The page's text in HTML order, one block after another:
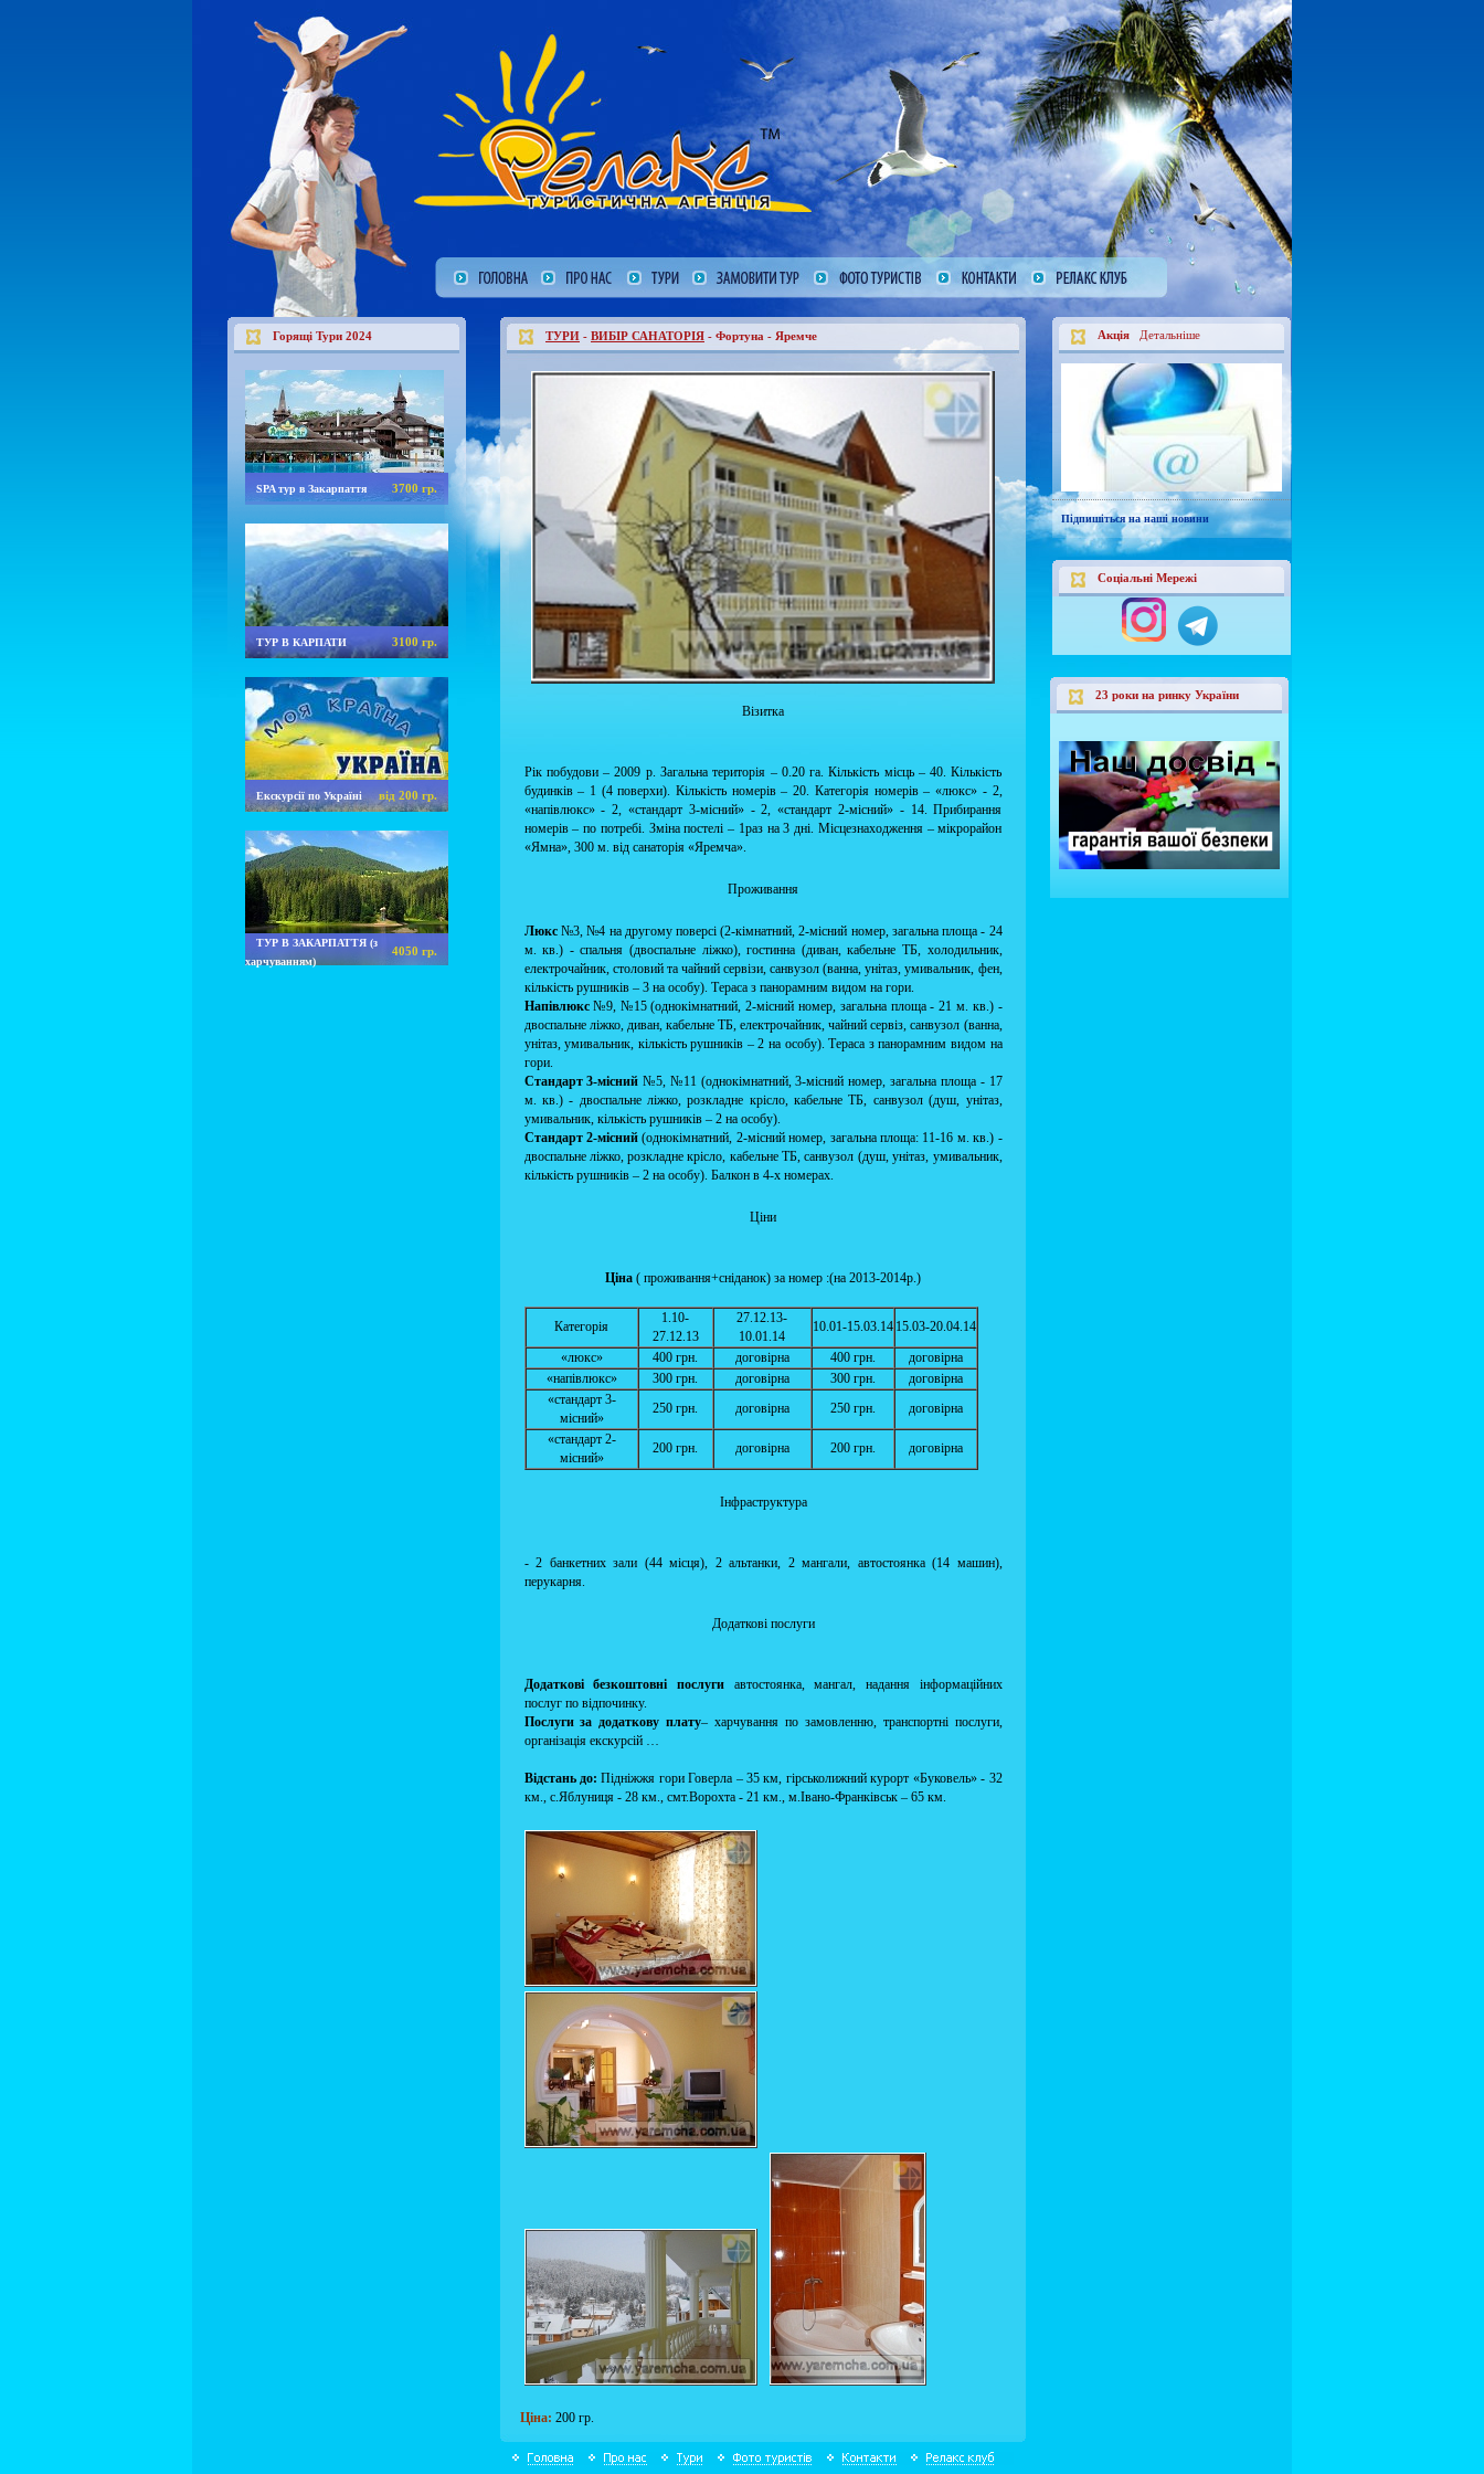
Горящі Тури 2024
SPA тур в Закарпаття 3700 гр.
ТУР В КАРПАТИ 3100 гр.
Екскурсії по Україні від 200 гр.
ТУР В ЗАКАРПАТТЯ (з
харчуванням)
4050 гр.
ТУРИ - ВИБІР САНАТОРІЯ - Фортуна - Яремче
Візитка
Рік побудови – 2009 р. Загальна територія – 0.20 га. Кількість місць – 40. Кількість
будинків – 1 (4 поверхи). Кількість номерів – 20. Категорія номерів – «люкс» - 2,
«напівлюкс» - 2, «стандарт 3-місний» - 2, «стандарт 2-місний» - 14. Прибирання
номерів – по потребі. Зміна постелі – 1раз на 3 дні. Місцезнаходження – мікрорайон
«Ямна», 300 м. від санаторія «Яремча».
Проживання
Люкс №3, №4 на другому поверсі (2-кімнатний, 2-місний номер, загальна площа - 24
м. кв.) - спальня (двоспальне ліжко), гостинна (диван, кабельне ТБ, холодильник,
електрочайник, столовий та чайний сервізи, санвузол (ванна, унітаз, умивальник, фен,
кількість рушників – 3 на особу). Тераса з панорамним видом на гори.
Напівлюкс №9, №15 (однокімнатний, 2-місний номер, загальна площа - 21 м. кв.) -
двоспальне ліжко, диван, кабельне ТБ, електрочайник, чайний сервіз, санвузол (ванна,
унітаз, умивальник, кількість рушників – 2 на особу). Тераса з панорамним видом на
гори.
Стандарт 3-місний №5, №11 (однокімнатний, 3-місний номер, загальна площа - 17
м. кв.) - двоспальне ліжко, розкладне крісло, кабельне ТБ, санвузол (душ, унітаз,
умивальник, кількість рушників – 2 на особу).
Стандарт 2-місний (однокімнатний, 2-місний номер, загальна площа: 11-16 м. кв.) -
двоспальне ліжко, розкладне крісло, кабельне ТБ, санвузол (душ, унітаз, умивальник,
кількість рушників – 2 на особу). Балкон в 4-х номерах.
Ціни
Ціна ( проживання+сніданок) за номер :(на 2013-2014р.)
Категорія
1.10-
27.12.13
27.12.13-
10.01.14
10.01-15.03.14 15.03-20.04.14
«люкс»
400 грн. договірна 400 грн.
договірна
«напівлюкс»
300 грн. договірна 300 грн.
договірна
«стандарт 3-
місний»
250 грн. договірна 250 грн.
договірна
«стандарт 2-
місний»
200 грн. договірна 200 грн. договірна
Інфраструктура
- 2 банкетних зали (44 місця), 2 альтанки, 2 мангали, автостоянка (14 машин),
перукарня.
Додаткові послуги
Додаткові безкоштовні послуги
автостоянка, мангал, надання інформаційних
послуг по відпочинку.
Послуги за додаткову плату– харчування по замовленню, транспортні послуги,
організація екскурсій …
Відстань до: Підніжжя гори Говерла – 35 км, гірськолижний курорт «Буковель» - 32
км., с.Яблуниця - 28 км., смт.Ворохта - 21 км., м.Івано-Франківськ – 65 км.
Ціна: 200 гр.
Акція Детальніше
Підпишіться на наші новини
Соціальні Мережі
23 роки на ринку України